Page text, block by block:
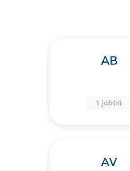
AB
1 job(s)
AV